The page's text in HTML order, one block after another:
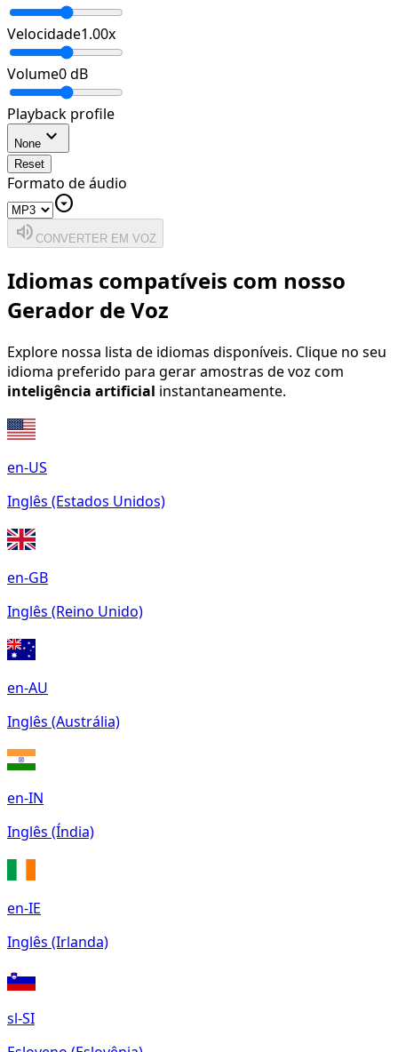
Velocidade1.00x
Volume0dB
Playback profile
None expand_more
Reset
Formato de áudio
arrow_drop_down_circle
volume_up CONVERTER EM VOZ
Idiomas compatíveis com nosso
Gerador de Voz
Explore nossa lista de idiomas disponíveis. Clique no seu
idioma preferido para gerar amostras de voz com
inteligência artificial instantaneamente.
en-US
Inglês (Estados Unidos)
en-GB
Inglês (Reino Unido)
en-AU
Inglês (Austrália)
en-IN
Inglês (Índia)
en-IE
Inglês (Irlanda)
sl-SI